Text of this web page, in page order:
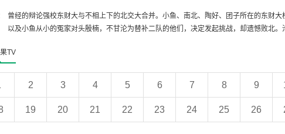
曾经的辩论强校东财大与不相上下的北交大合并。小鱼、南北、陶好、团子所在的东财
以及小鱼从小的冤家对头殷楠，不甘沦为替补二队的他们，决定发起挑战，却遗憾败北。
TV
2 3 4 5 6 7 8 9
19 20 21 22 23 24 25 26